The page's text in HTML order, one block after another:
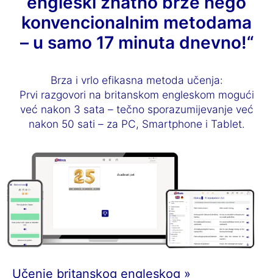
konvencionalnim metodama
– u samo 17 minuta dnevno!“
Brza i vrlo efikasna metoda učenja:
Prvi razgovori na britanskom engleskom mogući
već nakon 3 sata – tečno sporazumijevanje već
nakon 50 sati – za PC, Smartphone i Tablet.
Učenje britanskog engleskog »